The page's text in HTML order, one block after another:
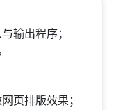
输出程序；
页排版效果；